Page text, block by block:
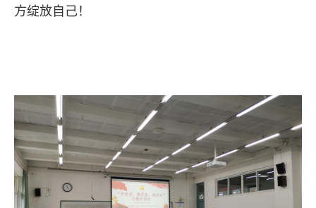
方绽放自己！